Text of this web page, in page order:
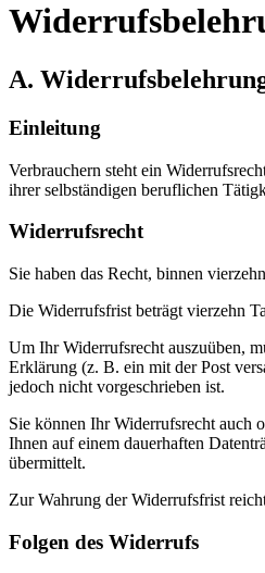
A.
Einleitung
Verbrauchern steht ein
ihrer selbständigen beruflichen
Widerrufsrecht
Sie haben das Recht, binnen
Die Widerrufsfrist beträgt vierzehn
Um Ihr Widerrufsrecht auszuüben,
Erklärung (z. B. ein mit der Post
jedoch nicht vorgeschrieben ist.
Sie können Ihr Widerrufsrecht auch
Ihnen auf einem dauerhaften
übermittelt.
Zur Wahrung der Widerrufsfrist
Folgen des Widerrufs